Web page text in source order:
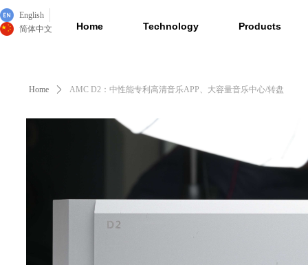
Home Technology Products
English
简体中文
Home ꄲ AMC D2：中性能专利高清音乐APP、大容量音乐中心/转盘